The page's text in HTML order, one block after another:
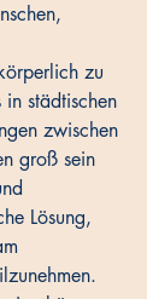
zu
in städtischen
zwischen
groß sein
Lösung,